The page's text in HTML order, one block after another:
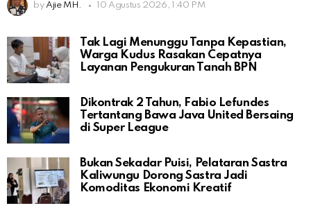
by Ajie MH. 10 Agustus 2026, 1:40 PM
Tak Lagi Menunggu Tanpa Kepastian,
Warga Kudus Rasakan Cepatnya
Layanan Pengukuran Tanah BPN
Dikontrak 2 Tahun, Fabio Lefundes
Tertantang Bawa Java United Bersaing
di Super League
Bukan Sekadar Puisi, Pelataran Sastra
Kaliwungu Dorong Sastra Jadi
Komoditas Ekonomi Kreatif